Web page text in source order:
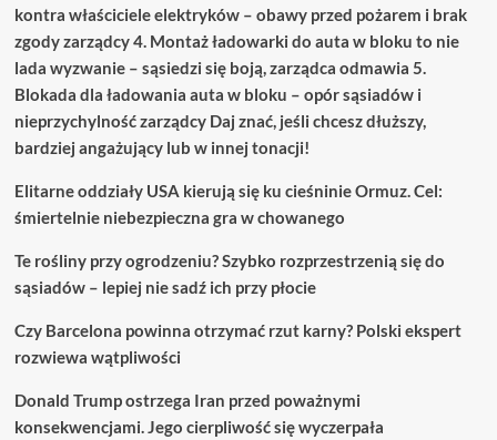
kontra właściciele elektryków – obawy przed pożarem i brak
zgody zarządcy 4. Montaż ładowarki do auta w bloku to nie
lada wyzwanie – sąsiedzi się boją, zarządca odmawia 5.
Blokada dla ładowania auta w bloku – opór sąsiadów i
nieprzychylność zarządcy Daj znać, jeśli chcesz dłuższy,
bardziej angażujący lub w innej tonacji!
Elitarne oddziały USA kierują się ku cieśninie Ormuz. Cel:
śmiertelnie niebezpieczna gra w chowanego
Te rośliny przy ogrodzeniu? Szybko rozprzestrzenią się do
sąsiadów – lepiej nie sadź ich przy płocie
Czy Barcelona powinna otrzymać rzut karny? Polski ekspert
rozwiewa wątpliwości
Donald Trump ostrzega Iran przed poważnymi
konsekwencjami. Jego cierpliwość się wyczerpała